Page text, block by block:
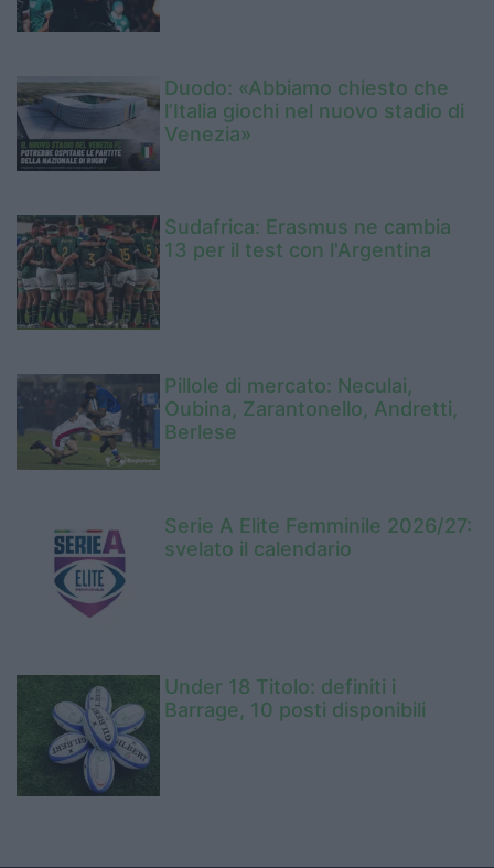
Duodo: «Abbiamo chiesto che
l’Italia giochi nel nuovo stadio di
Venezia»
Sudafrica: Erasmus ne cambia
13 per il test con l'Argentina
Pillole di mercato: Neculai,
Oubina, Zarantonello, Andretti,
Berlese
Serie A Elite Femminile 2026/27:
svelato il calendario
Under 18 Titolo: definiti i
Barrage, 10 posti disponibili